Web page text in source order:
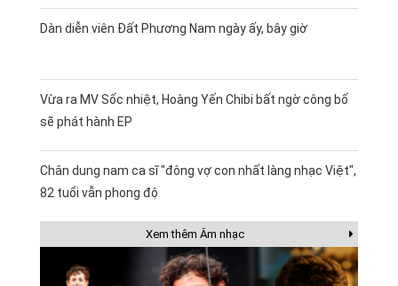
Dàn diễn viên Đất Phương Nam ngày ấy, bây giờ
Vừa ra MV Sốc nhiệt, Hoàng Yến Chibi bất ngờ công bố
sẽ phát hành EP
Chân dung nam ca sĩ "đông vợ con nhất làng nhạc Việt",
82 tuổi vẫn phong độ
Xem thêm Âm nhạc